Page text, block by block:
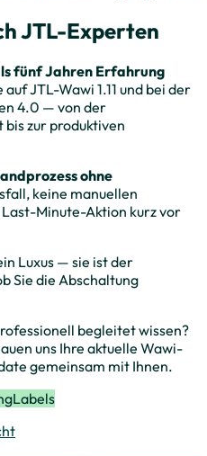
JTL-Experten
fünf Jahren Erfahrung
JTL-Wawi 1.11 und bei der
4.0 — von der
bis zur produktiven
ohne
keine manuellen
Minute-Aktion kurz vor
Luxus — sie ist der
Sie die Abschaltung
begleitet wissen?
uns Ihre aktuelle Wawi-
gemeinsam mit Ihnen.